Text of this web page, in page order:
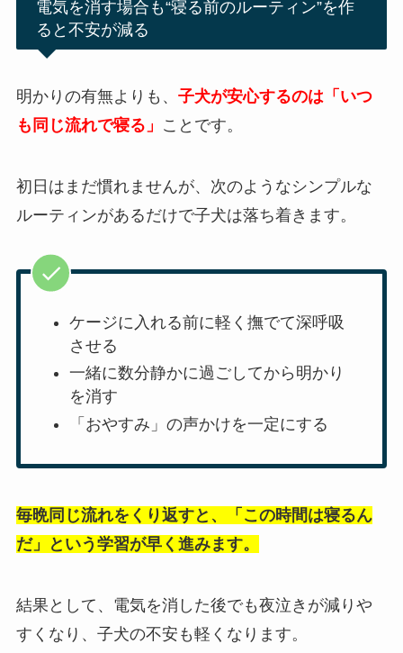
電気を消す場合も“寝る前のルーティン”を作
ると不安が減る
明かりの有無よりも、 子犬が安心するのは「いつ
も同じ流れで寝る」 ことです。
初日はまだ慣れませんが、次のようなシンプルな
ルーティンがあるだけで子犬は落ち着きます。
ケージに入れる前に軽く撫でて深呼吸
させる
一緒に数分静かに過ごしてから明かり
を消す
「おやすみ」の声かけを一定にする
毎晩同じ流れをくり返すと、「この時間は寝るん
だ」という学習が早く進みます。
結果として、電気を消した後でも夜泣きが減りや
すくなり、子犬の不安も軽くなります。